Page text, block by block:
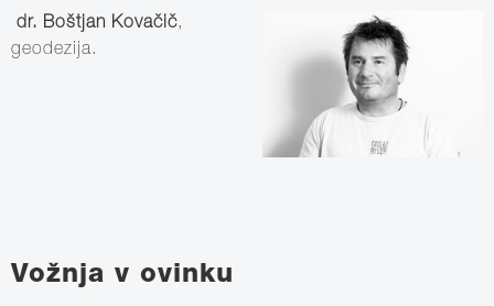
dr. Boštjan Kovačič,
geodezija.
Vožnja v ovinku